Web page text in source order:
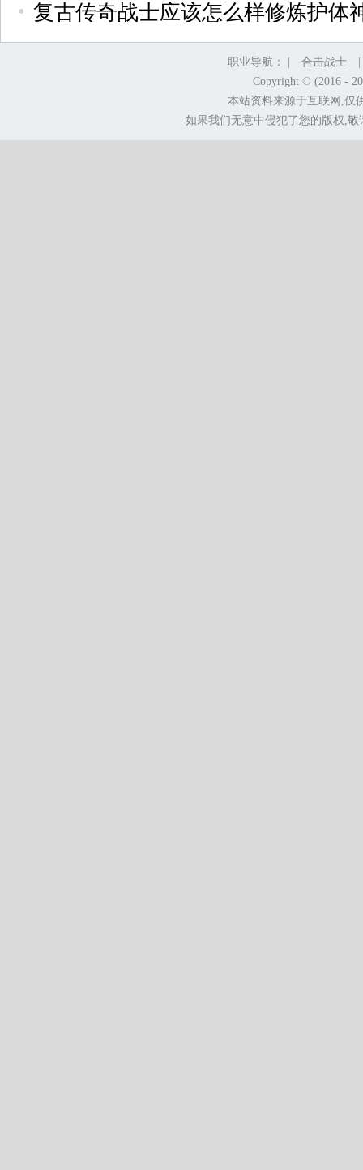
复古传奇战士应该怎么样修炼护体
职业导航： | 合击战士
Copyright © (2016 -
本站资料来源于互联网,仅
如果我们无意中侵犯了您的版权,